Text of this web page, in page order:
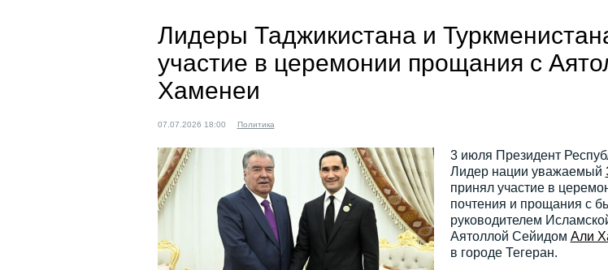
Лидеры Таджикистана и
участие в церемонии прощания с
Хаменеи
07.07.2026 18:00 Политика
3 июля Президент
Лидер нации уважаемый
принял участие в
почтения и прощания с
руководителем
Аятоллой Сейидом Али
в городе Тегеран.